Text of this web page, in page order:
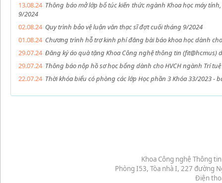
13.08.24 Thông báo mở lớp bổ túc kiến thức ngành Khoa học máy
9/2024
02.08.24 Quy trình bảo vệ luận văn thạc sĩ đợt cuối tháng 9/2024
01.08.24 Chương trình hỗ trợ kinh phí đăng bài báo khoa học dành
29.07.24 Đăng ký áo quà tặng Khoa Công nghệ thông tin (fit@hcmus)
29.07.24 Thông báo nộp hồ sơ học bổng dành cho HVCH ngành Trí
22.07.24 Thời khóa biểu có phòng các lớp Học phần 3 Khóa 33/2023 -
Khoa Công nghệ Thông
Phòng I53, Tòa nhà I, 227 đường
Điện